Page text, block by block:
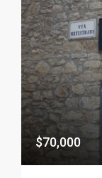
$70,000